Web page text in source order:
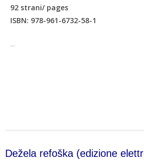
92 strani/ pages
ISBN: 978-961-6732-58-1
...
Dežela refoška (edizione